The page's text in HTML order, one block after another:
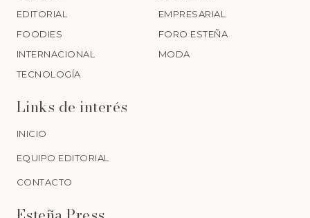
EDITORIAL
EMPRESARIAL
FOODIES
FORO ESTEÑA
INTERNACIONAL
MODA
TECNOLOGÍA
Links de interés
INICIO
EQUIPO EDITORIAL
CONTACTO